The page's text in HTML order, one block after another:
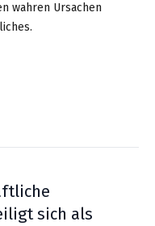
wahren Ursachen
sich als